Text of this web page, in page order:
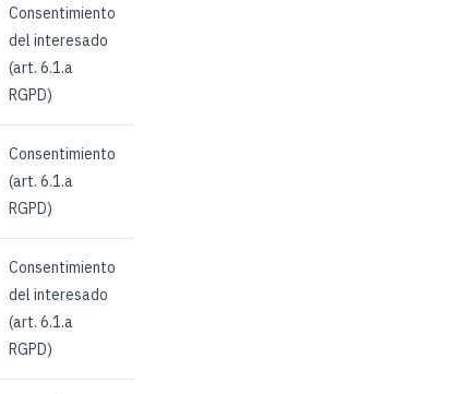
Consentimiento
del interesado
(art. 6.1.a
RGPD)
Consentimiento
(art. 6.1.a
RGPD)
Consentimiento
del interesado
(art. 6.1.a
RGPD)